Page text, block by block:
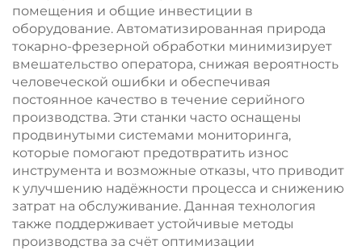
помещения и общие инвестиции в
оборудование. Автоматизированная природа
токарно-фрезерной обработки минимизирует
вмешательство оператора, снижая вероятность
человеческой ошибки и обеспечивая
постоянное качество в течение серийного
производства. Эти станки часто оснащены
продвинутыми системами мониторинга,
которые помогают предотвратить износ
инструмента и возможные отказы, что приводит
к улучшению надёжности процесса и снижению
затрат на обслуживание. Данная технология
также поддерживает устойчивые методы
производства за счёт оптимизации